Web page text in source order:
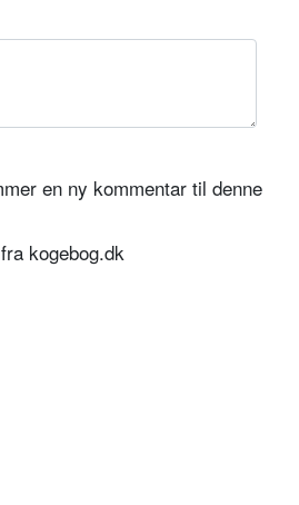
en ny kommentar til denne
kogebog.dk